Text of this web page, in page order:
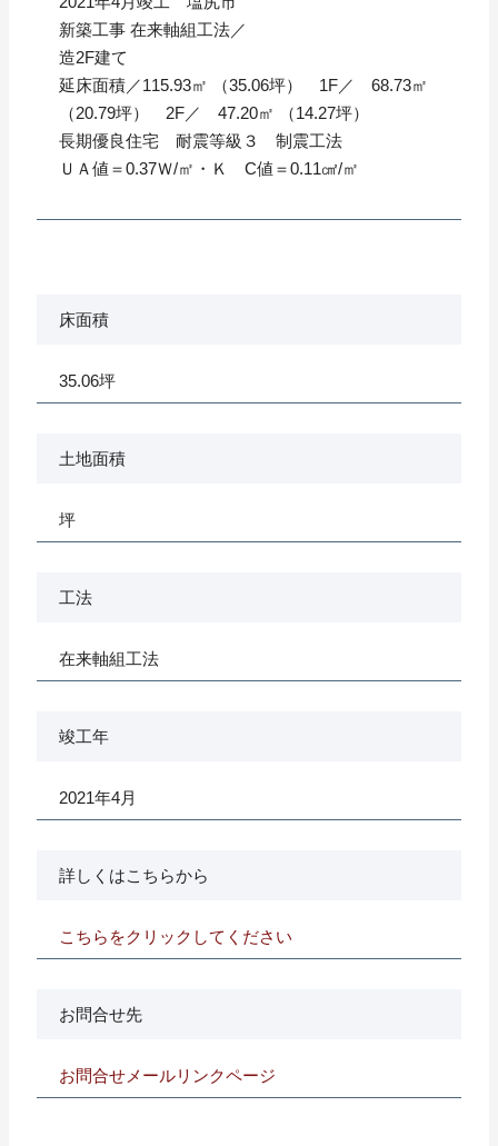
新築工事 在来軸組工法／
造2F建て
延床面積／115.93㎡ （35.06坪） 1F／ 68.73㎡
（20.79坪） 2F／ 47.20㎡ （14.27坪）
長期優良住宅 耐震等級３ 制震工法
ＵＡ値＝0.37Ｗ/㎡・Ｋ C値＝0.11㎠/㎡
床面積
35.06坪
土地面積
坪
工法
在来軸組工法
竣工年
2021年4月
詳しくはこちらから
こちらをクリックしてください
お問合せ先
お問合せメールリンクページ